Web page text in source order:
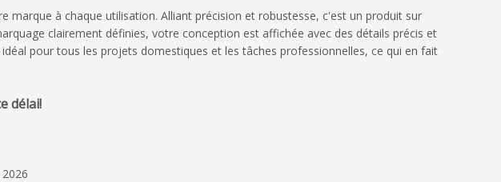
à chaque utilisation. Alliant précision et robustesse, c'est un produit sur
clairement définies, votre conception est affichée avec des détails précis et
pour tous les projets domestiques et les tâches professionnelles, ce qui en fait
délai!